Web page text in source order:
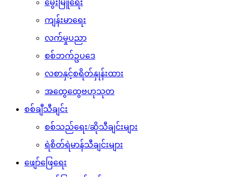
မွေးမြူရေး
ကျန်းမာရေး
လက်မှုပညာ
စစ်ဘက်ဥပဒေ
လစာနှင့်စရိတ်နှုန်းထား
အထွေထွေဗဟုသုတ
စစ်ချီသီချင်း
စစ်သည်ရေး/ဆိုသီချင်းများ
ရဲစိတ်ရဲမာန်သီချင်းများ
ဖျော်ဖြေရေး